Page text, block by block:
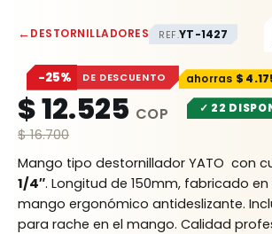
←DESTORNILLADORES REF.YT-1427
−25% DE DESCUENTO $
$16.700
$12.525 ✓ 22
Mango tipo destornillador YATO con
1/4″. Longitud de 150mm, fabricado
mango ergonómico antideslizante.
para rache en el mango. Calidad